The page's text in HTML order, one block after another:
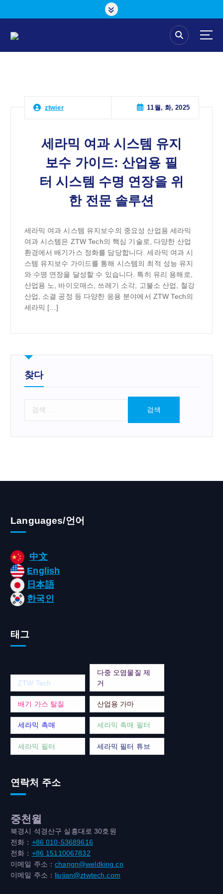
ztwier 11월, 화, 2025
세라믹 여과 시스템 유지
보수 가이드: 산업용 필
터 시스템 수명 연장을 위
한 전문 솔루션
세라믹 여과 시스템 유지보수의 중요성 산업용 세라믹
여과 시스템은 ZTW Tech의 핵심 기술로, 다양한 산업
환경에서 배기가스 정화를 담당합니다. 세라믹 여과 시
스템 유지보수 가이드를 통해 시스템의 최적 성능 유지
와 수명 연장을 달성할 수 있습니다. 특히 유리 용해로,
산업용 노, 바이오매스, 쓰레기 소각, 고불소 산업, 철강
산업, 소결 공정 등 다양한 응용 분야에서 ZTW Tech의
세라믹 […]
찾다
Languages/언어
中文
English
日本語
한국인
태그
ZTW Tech
다중 오염물질 제
거
배기 가스 탈질 산업용 가마
세라믹 촉매 세라믹 촉매 필터
세라믹 필터 세라믹 필터 튜브
연락처 주소
중천윌
북경시 석경산구 실흥대로 30호원
전화： +86 010-53689616
전화： +86 15110067832
이메일 주소：changn@weldking.cn
이메일 주소： liujian@ztwtech.com